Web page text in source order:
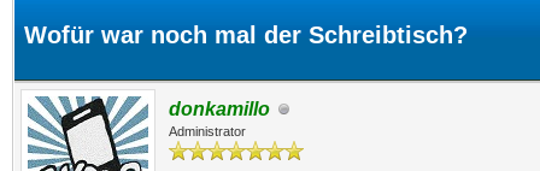
Wofür war noch mal der Schreibtisch?
donkamillo
Administrator